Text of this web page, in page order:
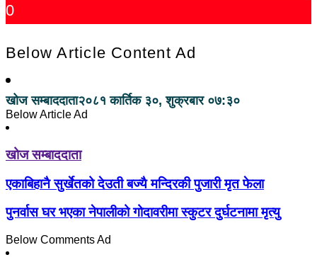
0
Below Article Content Ad
खोज सम्बाददाता२०८१ कार्तिक ३०, शुक्रबार ०७:३०
Below Article Ad
खोज सम्बाददाता
एकाबिहानै सुर्खेतको देउती बज्यै मन्दिरकी पुजारी मृत फेला
पुनर्वास घर भएका नेपालीको गोदावरीमा स्कुटर दुर्घटनामा मृत्यु
Below Comments Ad